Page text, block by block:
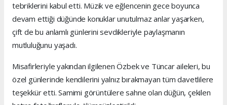
tebriklerini kabul etti. Müzik ve eğlencenin gece boyunca
devam ettiği düğünde konuklar unutulmaz anlar yaşarken,
çift de bu anlamlı günlerini sevdikleriyle paylaşmanın
mutluluğunu yaşadı.
Misafirleriyle yakından ilgilenen Özbek ve Tüncar aileleri, bu
özel günlerinde kendilerini yalnız bırakmayan tüm davetlilere
teşekkür etti. Samimi görüntülere sahne olan düğün, çekilen